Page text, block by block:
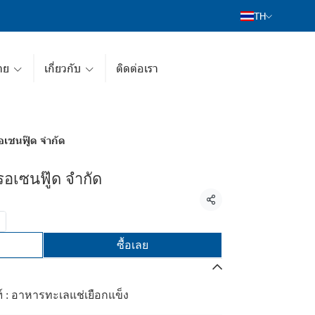
TH
ย เกี่ยวกับ ติดต่อเรา
เซนฟู๊ด จำกัด
เซนฟู๊ด จำกัด
แชร์
ซื้อเลย
อาหารทะเลแช่เยือกแข็ง